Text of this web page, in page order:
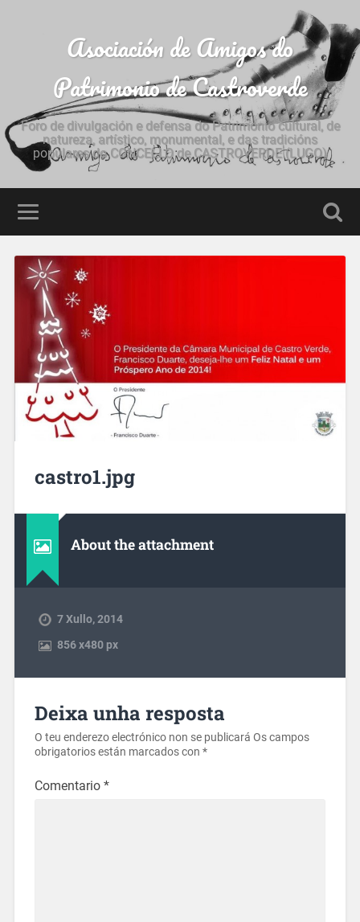
Asociación de Amigos do
Patrimonio de Castroverde
Foro de divulgación e defensa do Patrimonio cultural, de
natureza, artístico, monumental, e das tradicións
populares do CONCELLO de CASTROVERDE (LUGO)
castro1.jpg
About the attachment
7 Xullo, 2014
856x480 px
Deixa unha resposta
O teu enderezo electrónico non se publicará Os campos
obrigatorios están marcados con *
Comentario *